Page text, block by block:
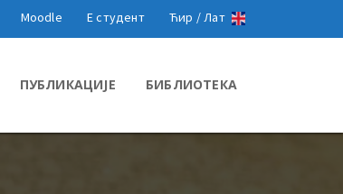
Moodle Е студент Ћир /Лат
ПУБЛИКАЦИЈЕ БИБЛИОТЕКА